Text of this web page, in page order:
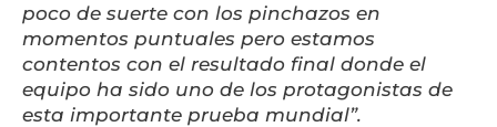
poco de suerte con los pinchazos en
momentos puntuales pero estamos
contentos con el resultado final donde el
equipo ha sido uno de los protagonistas de
esta importante prueba mundial”.